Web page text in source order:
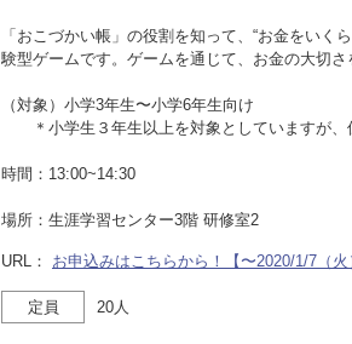
「おこづかい帳」の役割を知って、“お金をいく
験型ゲームです。ゲームを通じて、お金の大切
（対象）小学3年生〜小学6年生向け
＊小学生３年生以上を対象としていますが、
時間：13:00~14:30
場所：生涯学習センター3階 研修室2
URL： お申込みはこちらから！【〜2020/1/7（火
定員 20人